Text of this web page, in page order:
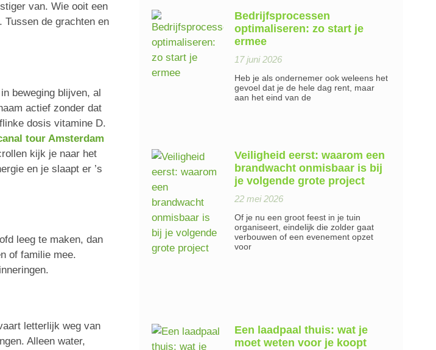
van. Wie ooit een
Tussen de grachten en
beweging blijven, al
actief zonder dat
dosis vitamine D.
tour Amsterdam
kijk je naar het
en je slaapt er ’s
leeg te maken, dan
of familie mee.
letterlijk weg van
Alleen water,
Bedrijfsprocessen
optimaliseren: zo start je
ermee
17 juni 2026
Heb je als ondernemer ook weleens het
gevoel dat je de hele dag rent, maar
aan het eind van de
Veiligheid eerst: waarom een
brandwacht onmisbaar is bij
je volgende grote project
22 mei 2026
Of je nu een groot feest in je tuin
organiseert, eindelijk die zolder gaat
verbouwen of een evenement opzet
voor
Een laadpaal thuis: wat je
moet weten voor je koopt